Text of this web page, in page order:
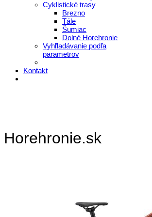
Cyklistické trasy
Brezno
Tále
Šumiac
Dolné Horehronie
Vyhľladávanie podľa
parametrov
Kontakt
Horehronie.sk